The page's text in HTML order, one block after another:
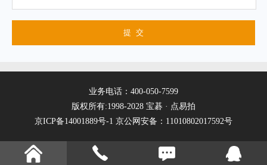
业务电话：400-050-7599
版权所有:1998-2028 宝碁 · 点易拍
京ICP备14001889号-1 京公网安备：11010802017592号